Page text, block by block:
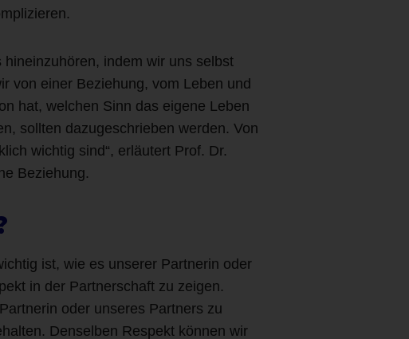
indem wir uns selbst
von einer Beziehung, vom Leben und
hat, welchen Sinn das eigene Leben
sollten dazugeschrieben werden. Von
wichtig sind“, erläutert Prof. Dr.
Beziehung.
ist, wie es unserer Partnerin oder
in der Partnerschaft zu zeigen.
oder unseres Partners zu
Denselben Respekt können wir